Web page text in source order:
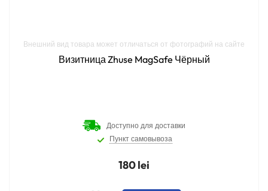
Внешний вид товара может отличаться от фотографий на сайте
Визитница Zhuse MagSafe Чёрный
Доступно для доставки
Пункт самовывоза
180 lei